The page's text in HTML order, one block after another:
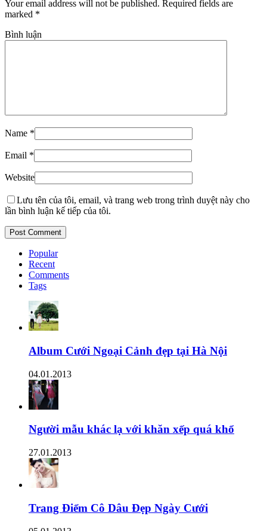
Your email address will not be published. Required fields are
marked *
Bình luận
Name *
Email *
Website
Lưu tên của tôi, email, và trang web trong trình duyệt này cho
lần bình luận kế tiếp của tôi.
Popular
Recent
Comments
Tags
Album Cưới Ngoại Cảnh đẹp tại Hà Nội
04.01.2013
Người mẫu khác lạ với khăn xếp quá khổ
27.01.2013
Trang Điểm Cô Dâu Đẹp Ngày Cưới